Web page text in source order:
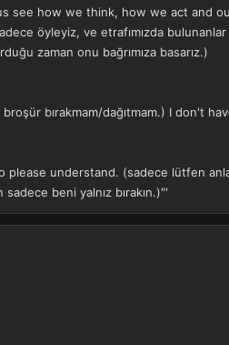
see how we think, how we act and
öyleyiz, ve etrafımızda bulunanlar
zaman onu bağrımıza basarız.)
bırakmam/dağıtmam.) I don't
understand. (sadece lütfen
beni yalnız bırakın.)"'